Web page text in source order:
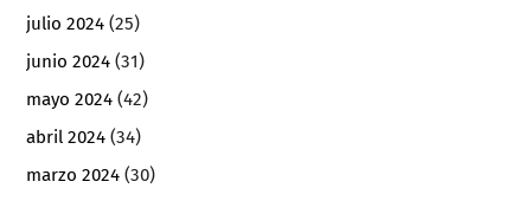
julio 2024 (25)
junio 2024 (31)
mayo 2024 (42)
abril 2024 (34)
marzo 2024 (30)